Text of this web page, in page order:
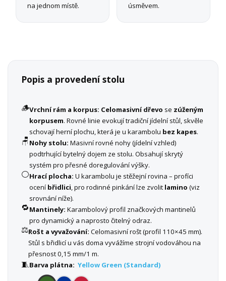
na jednom místě.
úsměvem.
Popis a provedení stolu
🪵Vrchní rám a korpus: Celomasivní dřevo se zúženým
korpusem. Rovné linie evokují tradiční jídelní stůl, skvěle
schovají herní plochu, která je u karambolu bez kapes.
🪑 Nohy stolu: Masivní rovné nohy (jídelní vzhled)
podtrhující bytelný dojem ze stolu. Obsahují skrytý
systém pro přesné doregulování výšky.
⚪Hrací plocha: U karambolu je stěžejní rovina – profíci
ocení břidlici, pro rodinné pinkání lze zvolit lamino (viz
srovnání níže).
🔁Mantinely: Karambolový profil značkových mantinelů
pro dynamický a naprosto čitelný odraz.
⚖️Rošt a vyvažování: Celomasivní rošt (profil 110×45 mm).
Stůl s břidlicí u vás doma vyvážíme strojní vodováhou na
přesnost 0,15 mm/1 m.
🧵Barva plátna: Yellow Green (Standard)